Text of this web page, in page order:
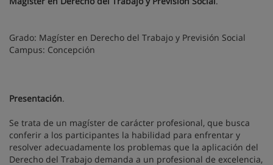
Grado: Magíster en Derecho del Trabajo y Previsión Social
Campus: Concepción
Presentación.
Se trata de un magíster de carácter profesional, que busca
conferir a los participantes la habilidad para enfrentar y
resolver adecuadamente los problemas que la aplicación del
Derecho del Trabajo demanda a un profesional de excelencia,